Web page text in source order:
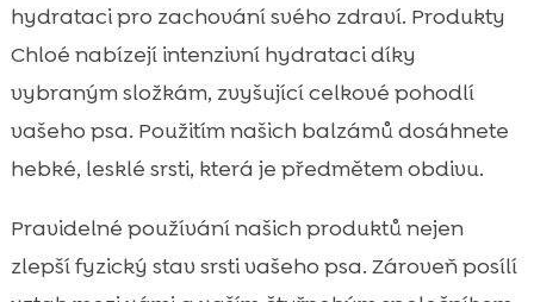
hydrataci pro zachování svého zdraví. Produkty
Chloé nabízejí intenzivní hydrataci díky
vybraným složkám, zvyšující celkové pohodlí
vašeho psa. Použitím našich balzámů dosáhnete
hebké, lesklé srsti, která je předmětem obdivu.
Pravidelné používání našich produktů nejen
zlepší fyzický stav srsti vašeho psa. Zároveň posílí